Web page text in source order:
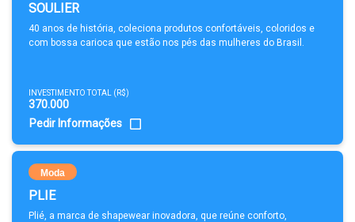
SOULIER
40 anos de história, coleciona produtos confortáveis, coloridos e
com bossa carioca que estão nos pés das mulheres do Brasil.
INVESTIMENTO TOTAL (R$)
370.000
Pedir Informações
Moda
PLIE
Plié, a marca de shapewear inovadora, que reúne conforto,